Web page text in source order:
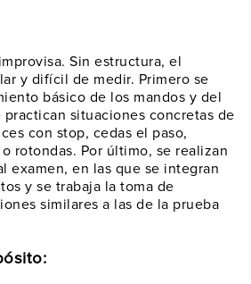
Sin estructura, el
y difícil de medir. Primero se
básico de los mandos y del
situaciones concretas de
con stop, cedas el paso,
rotondas. Por último, se realizan
examen, en las que se integran
y se trabaja la toma de
similares a las de la prueba